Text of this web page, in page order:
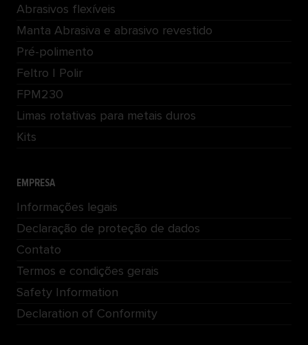
Abrasivos flexíveis
Manta Abrasiva e abrasivo revestido
Pré-polimento
Feltro | Polir
FPM230
Limas rotativas para metais duros
Kits
EMPRESA
Informações legais
Declaração de proteção de dados
Contato
Termos e condições gerais
Safety Information
Declaration of Conformity